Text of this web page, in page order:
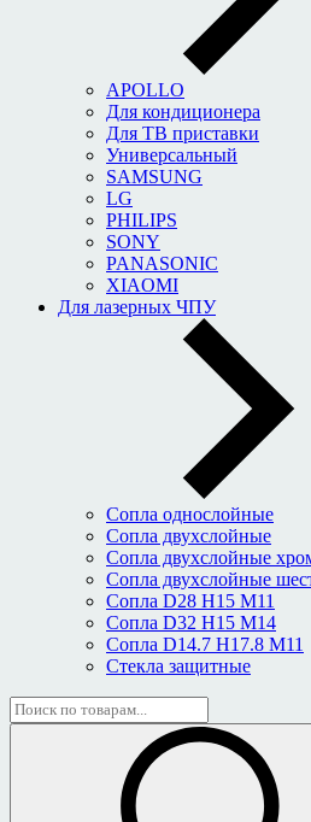
APOLLO
Для кондиционера
Для ТВ приставки
Универсальный
SAMSUNG
LG
PHILIPS
SONY
PANASONIC
XIAOMI
Для лазерных ЧПУ
Сопла однослойные
Сопла двухслойные
Сопла двухслойные
Сопла двухслойные
Сопла D28 H15 M11
Сопла D32 H15 M14
Сопла D14.7 H17.8 M11
Стекла защитные